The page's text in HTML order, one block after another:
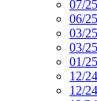
07/
06/
03/
03/
01/
12/
12/